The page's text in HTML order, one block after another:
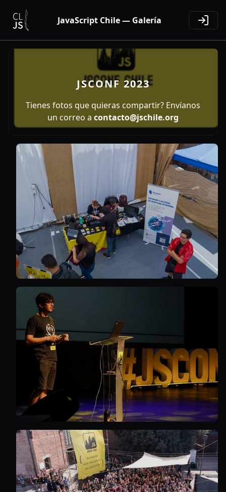
JavaScript Chile — Galería
JSCONF 2023
Tienes fotos que quieras compartir? Envíanos
un correo a contacto@jschile.org